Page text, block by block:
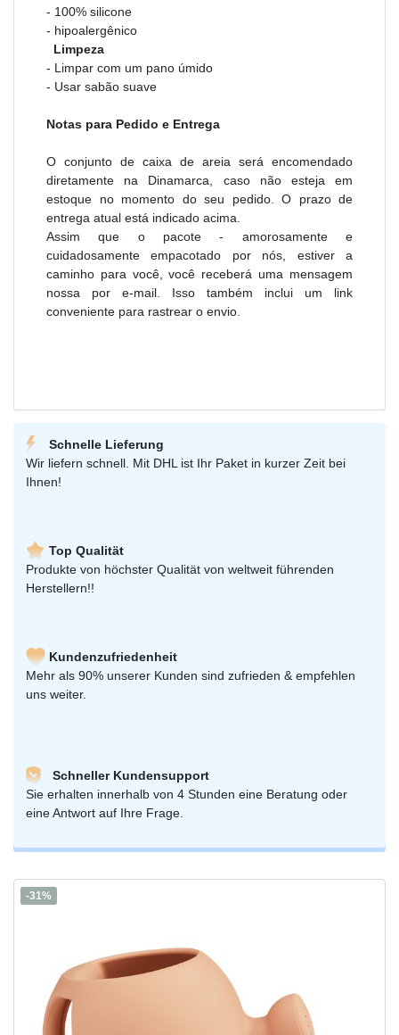
- 100% silicone
- hipoalergênico
Limpeza
- Limpar com um pano úmido
- Usar sabão suave
Notas para Pedido e Entrega
O conjunto de caixa de areia será encomendado
diretamente na Dinamarca, caso não esteja em
estoque no momento do seu pedido. O prazo de
entrega atual está indicado acima.
Assim que o pacote - amorosamente e
cuidadosamente empacotado por nós, estiver a
caminho para você, você receberá uma mensagem
nossa por e-mail. Isso também inclui um link
conveniente para rastrear o envio.
Schnelle Lieferung
Wir liefern schnell. Mit DHL ist Ihr Paket in kurzer Zeit bei
Ihnen!
Top Qualität
Produkte von höchster Qualität von weltweit führenden
Herstellern!!
Kundenzufriedenheit
Mehr als 90% unserer Kunden sind zufrieden & empfehlen
uns weiter.
Schneller Kundensupport
Sie erhalten innerhalb von 4 Stunden eine Beratung oder
eine Antwort auf Ihre Frage.
-31%